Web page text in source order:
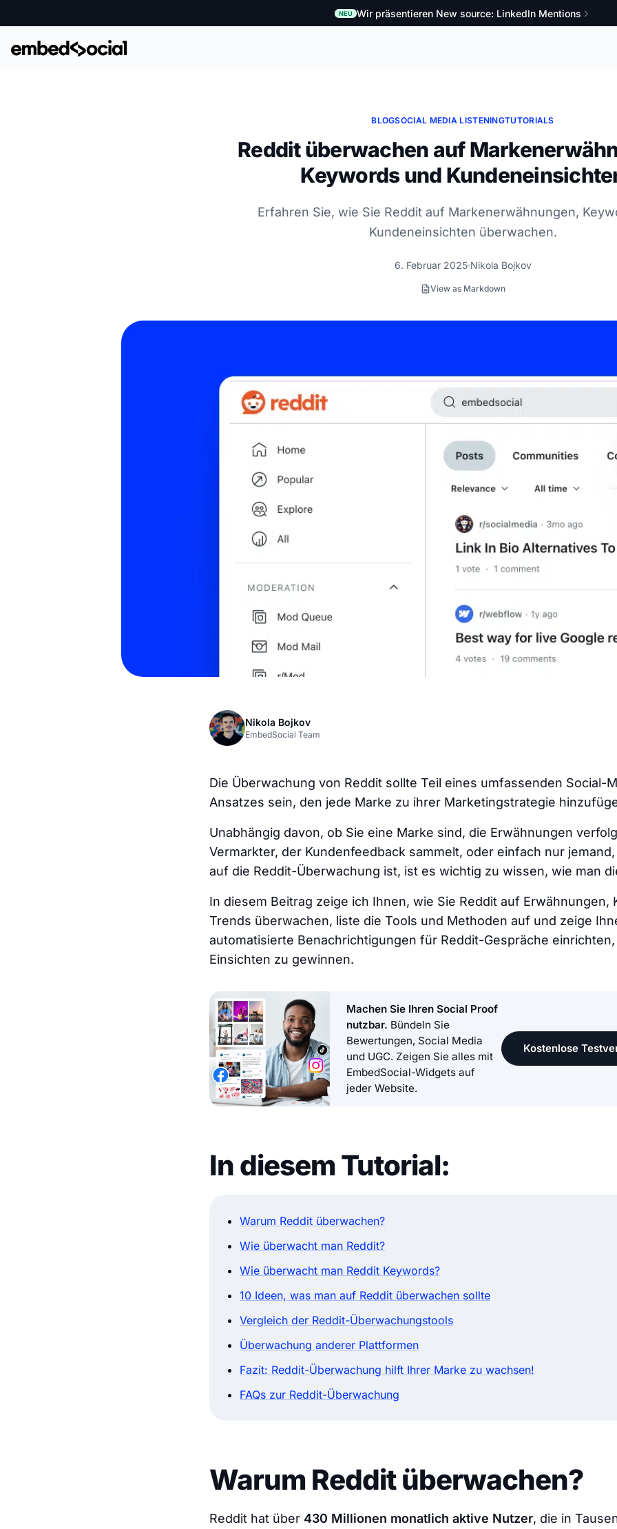
NEU Wir präsentieren New source: LinkedIn Mentions
BLOGSOCIAL MEDIA LISTENINGTUTORIALS
Reddit überwachen auf
Keywords und
Erfahren Sie, wie Sie Reddit auf Markenerwähnungen,
Kundeneinsichten überwachen.
6. Februar 2025 Nikola Bojkov
View as Markdown
Nikola Bojkov
EmbedSocial Team
Die Überwachung von Reddit sollte Teil eines umfassenden Social-
Ansatzes sein, den jede Marke zu ihrer Marketingstrategie
Unabhängig davon, ob Sie eine Marke sind, die Erwähnungen
Vermarkter, der Kundenfeedback sammelt, oder einfach nur
auf die Reddit-Überwachung ist, ist es wichtig zu wissen, wie man
In diesem Beitrag zeige ich Ihnen, wie Sie Reddit auf Erwähnungen,
Trends überwachen, liste die Tools und Methoden auf und zeige
automatisierte Benachrichtigungen für Reddit-Gespräche
Einsichten zu gewinnen.
Machen Sie Ihren Social Proof
nutzbar. Bündeln Sie
Bewertungen, Social Media
und UGC. Zeigen Sie alles mit
EmbedSocial-Widgets auf
jeder Website.
Kostenlose
In diesem Tutorial:
Warum Reddit überwachen?
Wie überwacht man Reddit?
Wie überwacht man Reddit Keywords?
10 Ideen, was man auf Reddit überwachen sollte
Vergleich der Reddit-Überwachungstools
Überwachung anderer Plattformen
Fazit: Reddit-Überwachung hilft Ihrer Marke zu wachsen!
FAQs zur Reddit-Überwachung
Warum Reddit überwachen?
Reddit hat über 430 Millionen monatlich aktive Nutzer, die in